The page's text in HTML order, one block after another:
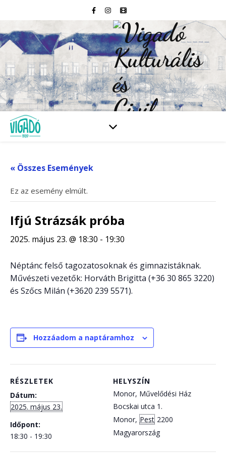
« Összes Események
Ez az esemény elmúlt.
Ifjú Strázsák próba
2025. május 23. @ 18:30 - 19:30
Néptánc felső tagozatosoknak és gimnazistáknak.
Művészeti vezetők: Horváth Brigitta (+36 30 865 3220)
és Szőcs Milán (+3620 239 5571).
Hozzáadom a naptáramhoz
RÉSZLETEK
Dátum:
2025. május 23.
Időpont:
18:30 - 19:30
HELYSZÍN
Monor, Művelődési Ház
Bocskai utca 1.
Monor, Pest 2200
Magyarország